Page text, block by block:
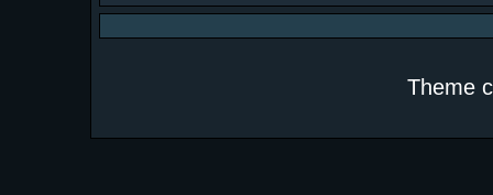
Theme